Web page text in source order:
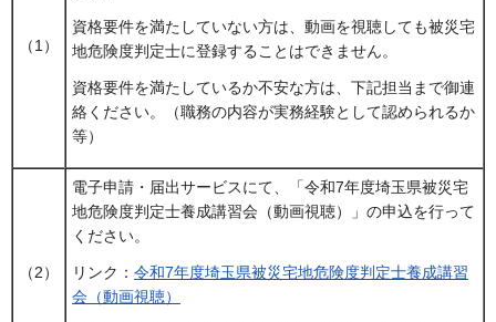
（1）
資格要件を満たしていない方は、動画を視聴しても被災宅
地危険度判定士に登録することはできません。
資格要件を満たしているか不安な方は、下記担当まで御連
絡ください。（職務の内容が実務経験として認められるか
等）
（2）
電子申請・届出サービスにて、「令和7年度埼玉県被災宅
地危険度判定士養成講習会（動画視聴）」の申込を行って
ください。
リンク： 令和7年度埼玉県被災宅地危険度判定士養成講習
会（動画視聴）